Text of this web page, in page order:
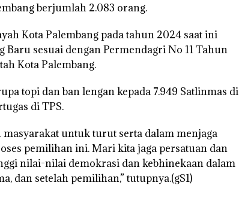
berjumlah 2.083 orang.
Kota Palembang pada tahun 2024 saat ini
Baru sesuai dengan Permendagri No 11 Tahun
Kota Palembang.
topi dan ban lengan kepada 7.949 Satlinmas di
di TPS.
untuk turut serta dalam menjaga
pemilihan ini. Mari kita jaga persatuan dan
nilai-nilai demokrasi dan kebhinekaan dalam
dan setelah pemilihan,” tutupnya.(gS1)